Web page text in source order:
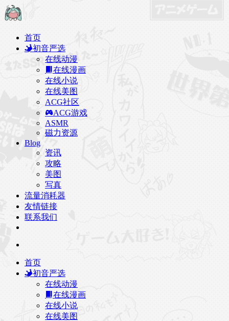
首页
初音严选
在线动漫
在线漫画
在线小说
在线美图
ACG社区
ACG游戏
ASMR
磁力资源
Blog
资讯
攻略
美图
写真
流量消耗器
友情链接
联系我们
首页
初音严选
在线动漫
在线漫画
在线小说
在线美图